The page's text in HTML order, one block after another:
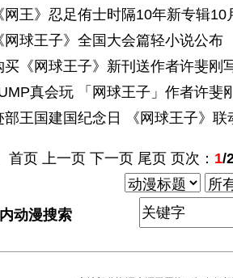
网王》忍足侑士时隔10年新专辑10
网球王子》全国大会篇轻小说公布
买《网球王子》新刊送作者许斐刚
真会玩 「网球王子」作者许斐
部王国建国纪念日 《网球王子》联
首页 上一页 下一页 尾页 页次： 1/
动漫搜索